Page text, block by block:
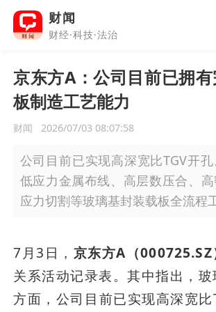
财闻
财经·科技·法治
京东方A：公司目前已拥
板制造工艺能力
财闻 2026/07/03 08:07:58
公司目前已实现高深宽比TGV开孔
低应力金属布线、高层数压合、
应力切割等玻璃基封装载板全流程
7月3日， 京东方A（000725.SZ
关系活动记录表。其中指出，
方面，公司目前已实现高深宽